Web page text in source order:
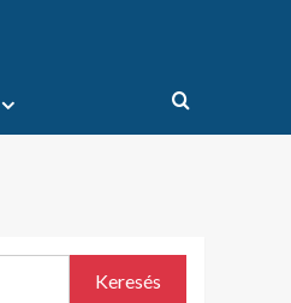
Keresés